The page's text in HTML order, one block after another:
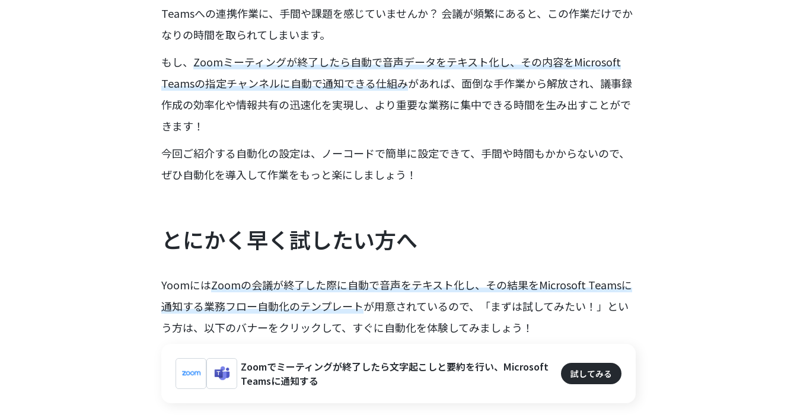
Teamsへの連携作業に、手間や課題を感じていませんか？ 会議が頻繁にあると、この作業だけでか
なりの時間を取られてしまいます。
もし、 Zoomミーティングが終了したら自動で音声データをテキスト化し、その内容をMicrosoft
Teamsの指定チャンネルに自動で通知できる仕組みがあれば、面倒な手作業から解放され、議事録
作成の効率化や情報共有の迅速化を実現し、より重要な業務に集中できる時間を生み出すことがで
きます！
今回ご紹介する自動化の設定は、ノーコードで簡単に設定できて、手間や時間もかからないので、
ぜひ自動化を導入して作業をもっと楽にしましょう！
とにかく早く試したい方へ
YoomにはZoomの会議が終了した際に自動で音声をテキスト化し、その結果をMicrosoft Teamsに
通知する業務フロー自動化のテンプレートが用意されているので、「まずは試してみたい！」とい
う方は、以下のバナーをクリックして、すぐに自動化を体験してみましょう！
Zoomでミーティングが終了したら文字起こしと要約を行い、Microsoft
Teamsに通知する
試してみる